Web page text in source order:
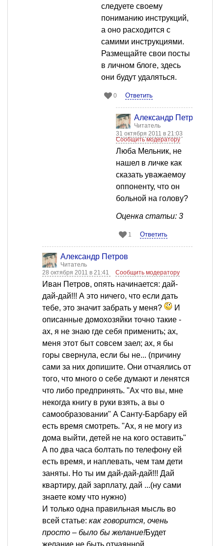
следуете своему
пониманию инструкций,
а оно расходится с
самими инструкциями.
Размещайте свои посты
в личном блоге, здесь
они будут удаляться.
0 Ответить
Александр Петров
Читатель
31 октября 2011 в 21:03
Сообщить модератору
Люба Мельник, не
нашел в личке как
сказать уважаемоу
оппоненту, что он
больной на голову?
Оценка статьи: 3
1 Ответить
Александр Петров
Читатель
28 октября 2011 в 21:41
Сообщить модератору
Иван Петров, опять начинается: дай-
дай-дай!!! А это ничего, что если дать
тебе, это значит забрать у меня?
И
описанные домохозяйки точно такие -
ах, я не знаю где себя применить; ах,
меня этот быт совсем заел; ах, я бы
горы свернула, если бы не... (причину
сами за них допишите. Они отчаялись от
того, что много о себе думают и ленятся
что либо предпринять. "Ах что вы, мне
некогда книгу в руки взять, а вы о
самообразовании" А Санту-Барбару ей
есть время смотреть. "Ах, я не могу из
дома выйти, детей не на кого оставить"
А по два часа болтать по телефону ей
есть время, и наплевать, чем там дети
заняты. Но ты им дай-дай-дай!!! Дай
квартиру, дай зарплату, дай ...(ну сами
знаете кому что нужно)
И только одна правильная мысль во
всей статье: как говорится, очень
просто – было бы желание!Будет